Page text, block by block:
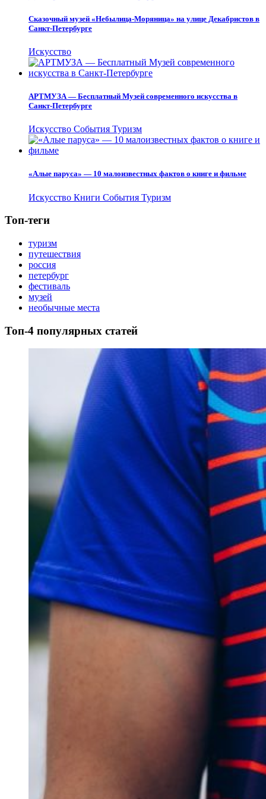
Сказочный музей «Небылица-Моряница» на улице Декабристов в
Санкт-Петербурге
Искусство
АРТМУЗА — Бесплатный Музей современного искусства в
Санкт-Петербурге
Искусство События Туризм
«Алые паруса» — 10 малоизвестных фактов о книге и фильме
Искусство Книги События Туризм
Топ-теги
туризм
путешествия
россия
петербург
фестиваль
музей
необычные места
Топ-4 популярных статей